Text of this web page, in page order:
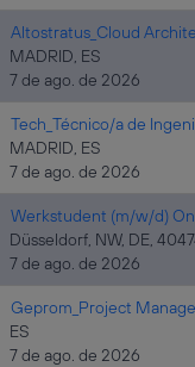
Altostratus_Cloud
MADRID, ES
7 de ago. de 2026
Tech_Técnico/a de
MADRID, ES
7 de ago. de 2026
Werkstudent (m/w/d)
Düsseldorf, NW, DE,
7 de ago. de 2026
Geprom_Project
ES
7 de ago. de 2026